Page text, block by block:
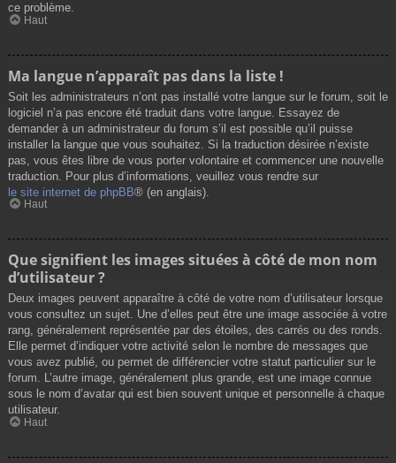
ce problème.
Haut
Ma langue n’apparaît pas dans la liste !
Soit les administrateurs n’ont pas installé votre langue sur le forum, soit le
logiciel n’a pas encore été traduit dans votre langue. Essayez de
demander à un administrateur du forum s’il est possible qu’il puisse
installer la langue que vous souhaitez. Si la traduction désirée n’existe
pas, vous êtes libre de vous porter volontaire et commencer une nouvelle
traduction. Pour plus d’informations, veuillez vous rendre sur
le site internet de phpBB® (en anglais).
Haut
Que signifient les images situées à côté de mon nom
d’utilisateur ?
Deux images peuvent apparaître à côté de votre nom d’utilisateur lorsque
vous consultez un sujet. Une d’elles peut être une image associée à votre
rang, généralement représentée par des étoiles, des carrés ou des ronds.
Elle permet d’indiquer votre activité selon le nombre de messages que
vous avez publié, ou permet de différencier votre statut particulier sur le
forum. L’autre image, généralement plus grande, est une image connue
sous le nom d’avatar qui est bien souvent unique et personnelle à chaque
utilisateur.
Haut